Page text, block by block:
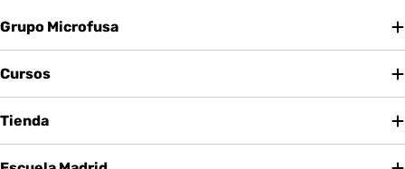
Grupo Microfusa
Cursos
Tienda